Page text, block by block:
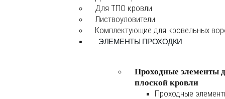
Для ТПО кровли
Листвоуловители
Комплектующие для кровельных
ЭЛЕМЕНТЫ ПРОХОДКИ
Проходные элементы
плоской кровли
Проходные